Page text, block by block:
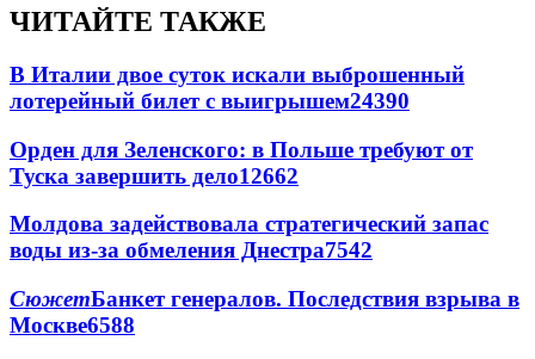
ЧИТАЙТЕ ТАКЖЕ
В Италии двое суток искали выброшенный
лотерейный билет с выигрышем24390
Орден для Зеленского: в Польше требуют от
Туска завершить дело12662
Молдова задействовала стратегический запас
воды из-за обмеления Днестра7542
СюжетБанкет генералов. Последствия взрыва в
Москве6588